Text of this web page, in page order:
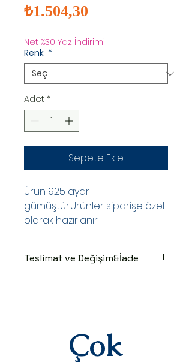
₺1.504,30
Net %30 Yaz İndirimi!
Renk *
Adet *
Sepete Ekle
Ürün 925 ayar
gümüştür.Ürünler siparişe özel
olarak hazırlanır.
Teslimat ve Değişim&İade
edilir.Kargoya teslim edildiğinde
takip numaranız,anlaşmalı kargo
firmamız olan Yurtiçi Kargo
Çok